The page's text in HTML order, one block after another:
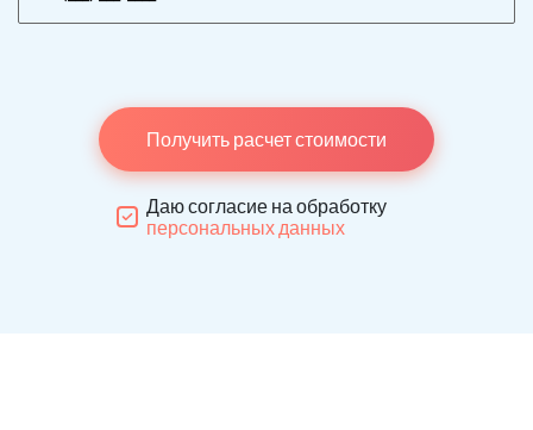
Получить расчет стоимости
Даю согласие на обработку
персональных данных